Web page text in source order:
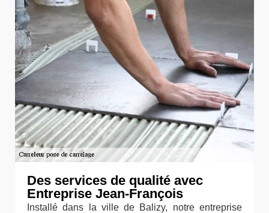
Des services de qualité avec
Entreprise Jean-François
Installé dans la ville de Balizy, notre entreprise